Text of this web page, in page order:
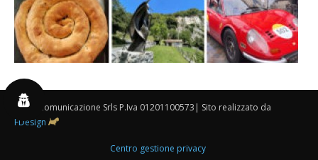
By 3P Comunicazione Srls P.Iva 01201100573| Sito realizzato da
FDesign
Centro gestione privacy